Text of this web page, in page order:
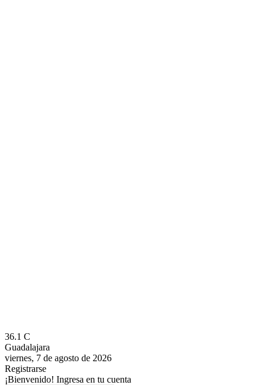
36.1 C
Guadalajara
viernes, 7 de agosto de 2026
Registrarse
¡Bienvenido! Ingresa en tu cuenta